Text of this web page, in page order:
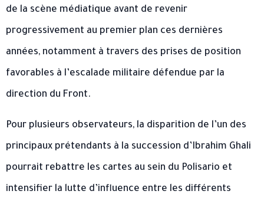
de la scène médiatique avant de revenir
progressivement au premier plan ces dernières
années, notamment à travers des prises de position
favorables à l’escalade militaire défendue par la
direction du Front.
Pour plusieurs observateurs, la disparition de l’un des
principaux prétendants à la succession d’Ibrahim Ghali
pourrait rebattre les cartes au sein du Polisario et
intensifier la lutte d’influence entre les différents